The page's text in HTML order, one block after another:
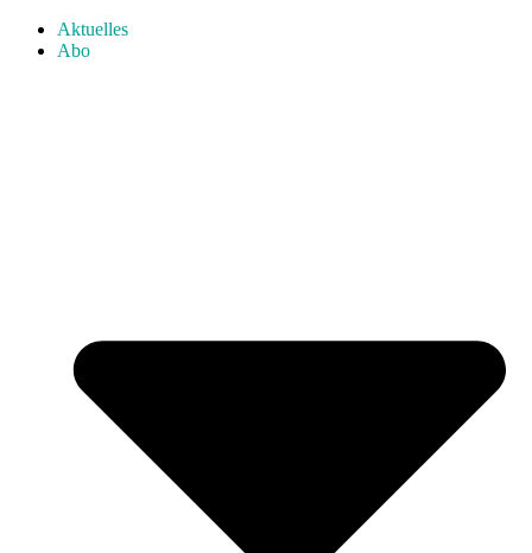
Aktuelles
Abo